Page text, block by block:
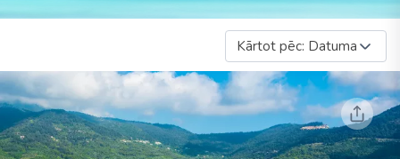
Kārtot pēc: Datuma